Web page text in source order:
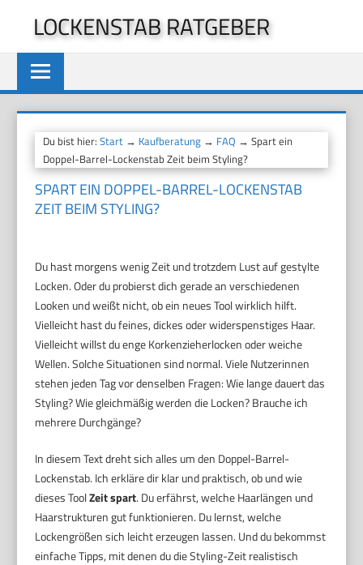
springen
LOCKENSTAB RATGEBER
Du bist hier:Start → Kaufberatung → FAQ → Spart ein
Doppel-Barrel-Lockenstab Zeit beim Styling?
SPART EIN DOPPEL-BARREL-LOCKENSTAB
ZEIT BEIM STYLING?
Du hast morgens wenig Zeit und trotzdem Lust auf gestylte
Locken. Oder du probierst dich gerade an verschiedenen
Looken und weißt nicht, ob ein neues Tool wirklich hilft.
Vielleicht hast du feines, dickes oder widerspenstiges Haar.
Vielleicht willst du enge Korkenzieherlocken oder weiche
Wellen. Solche Situationen sind normal. Viele Nutzerinnen
stehen jeden Tag vor denselben Fragen: Wie lange dauert das
Styling? Wie gleichmäßig werden die Locken? Brauche ich
mehrere Durchgänge?
In diesem Text dreht sich alles um den Doppel-Barrel-
Lockenstab. Ich erkläre dir klar und praktisch, ob und wie
dieses ToolZeit spart. Du erfährst, welche Haarlängen und
Haarstrukturen gut funktionieren. Du lernst, welche
Lockengrößen sich leicht erzeugen lassen. Und du bekommst
einfache Tipps, mit denen du die Styling-Zeit realistisch